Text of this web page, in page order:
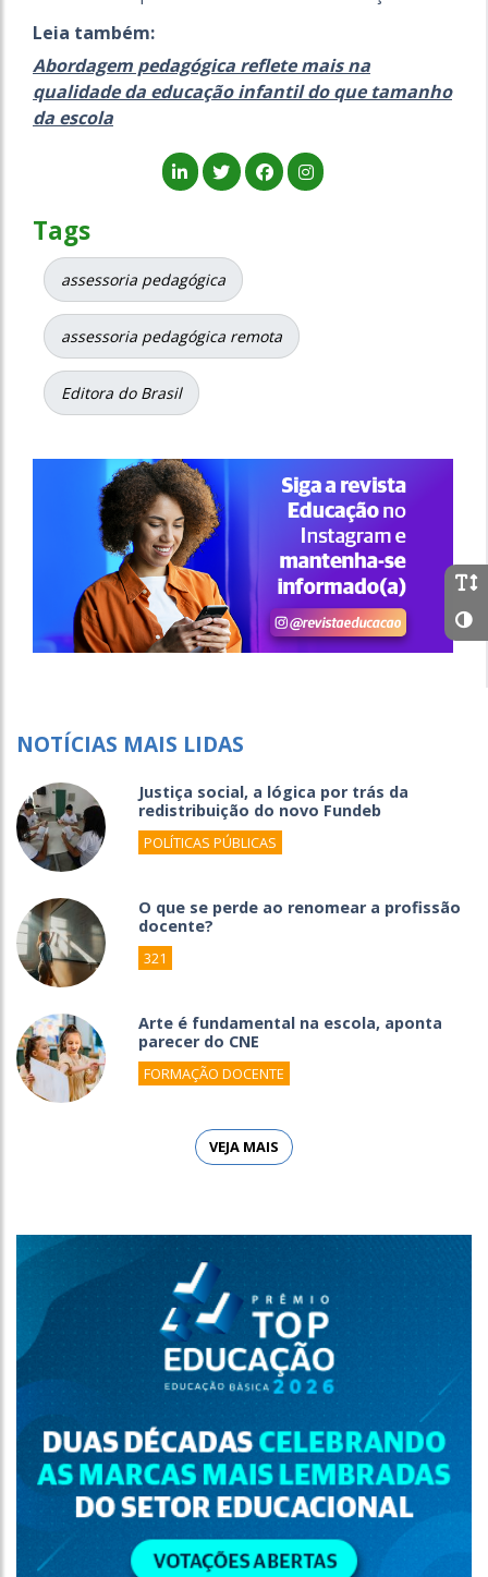
Leia também:
Abordagem pedagógica reflete mais na
qualidade da educação infantil do que tamanho
da escola
Tags
assessoria pedagógica
assessoria pedagógica remota
Editora do Brasil
NOTÍCIAS MAIS LIDAS
Justiça social, a lógica por trás da
redistribuição do novo Fundeb
POLÍTICAS PÚBLICAS
O que se perde ao renomear a profissão
docente?
321
Arte é fundamental na escola, aponta
parecer do CNE
FORMAÇÃO DOCENTE
VEJA MAIS